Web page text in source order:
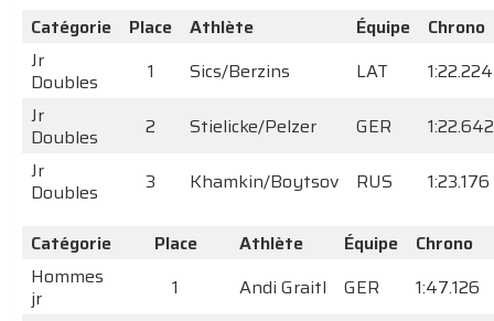
Catégorie Place Athlète Équipe
Chrono
Jr
Doubles
1 Sics/Berzins LAT
1:22.224
Jr
Doubles
2 Stielicke/Pelzer GER
1:22.642
Jr
Doubles
3 Khamkin/Boytsov RUS 1:23.176
Catégorie Place Athlète Équipe
Chrono
Hommes
jr
1 Andi Graitl GER
1:47.126